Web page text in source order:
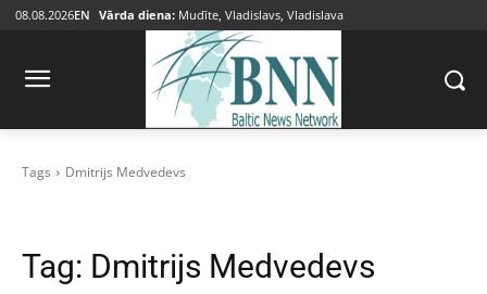
08.08.2026EN Vārda diena: Mudīte, Vladislavs, Vladislava
Tags Dmitrijs Medvedevs
Tag: Dmitrijs Medvedevs